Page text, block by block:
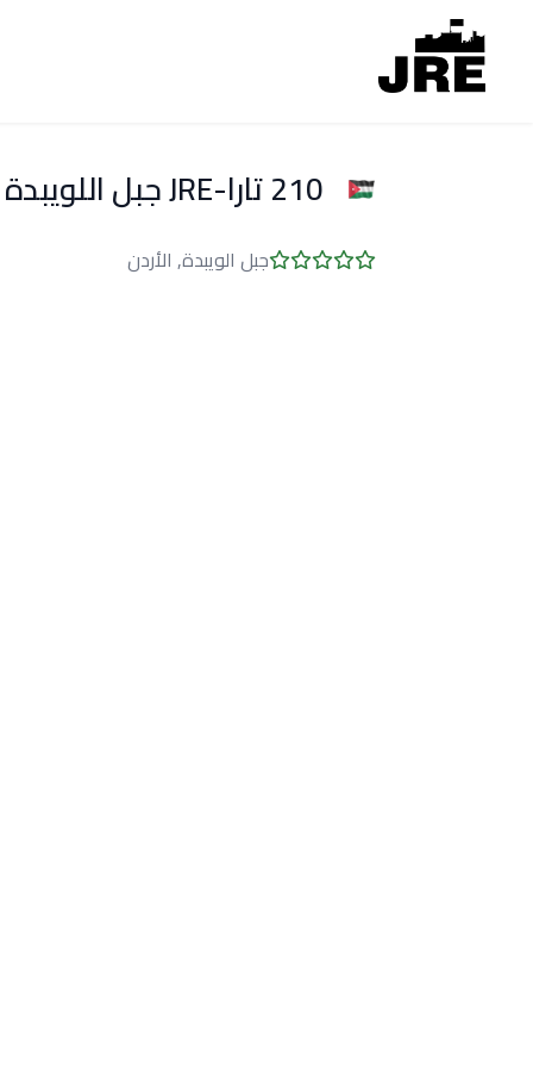
210 تارا-JRE جبل اللويبدة مع إطلالة رائعة
جبل الويبدة, الأردن